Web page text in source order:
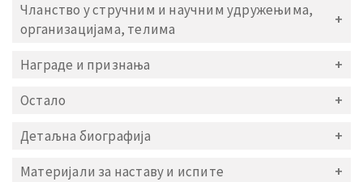
Чланство у стручним и научним удружењима,
организацијама, телима
Награде и признања
Остало
Детаљна биографија
Материјали за наставу и испите